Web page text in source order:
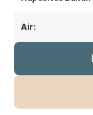
Air: